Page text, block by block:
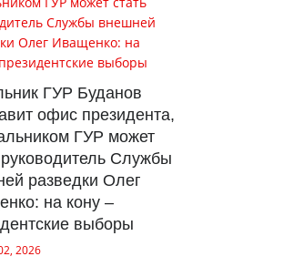
ГУР Буданов
офис президента,
ГУР может
руководитель Службы
разведки Олег
на кону –
выборы
2026